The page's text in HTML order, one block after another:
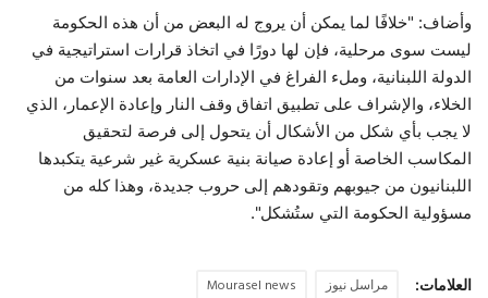
وأضاف: "خلافًا لما يمكن أن يروج له البعض من أن هذه الحكومة
ليست سوى مرحلية، فإن لها دورًا في اتخاذ قرارات استراتيجية في
الدولة اللبنانية، وملء الفراغ في الإدارات العامة بعد سنوات من
الخلاء، والإشراف على تطبيق اتفاق وقف النار وإعادة الإعمار، الذي
لا يجب بأي شكل من الأشكال أن يتحول إلى فرصة لتحقيق
المكاسب الخاصة أو إعادة صيانة بنية عسكرية غير شرعية يتكبدها
اللبنانيون من جيوبهم وتقودهم إلى حروب جديدة، وهذا كله من
مسؤولية الحكومة التي ستُشكل".
العلامات: مراسل نيوز Mourasel news